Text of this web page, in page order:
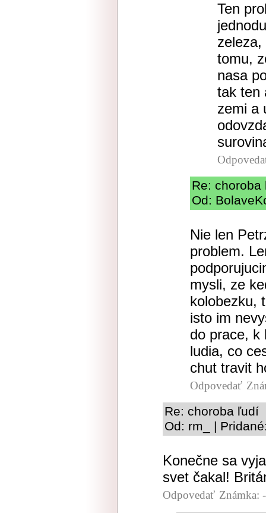
Ten
tomu,
nasa
tak ten
zemi a
Re: choroba
Od:
Nie len
problem.
mysli, ze
kolobezku,
isto im
do prace, k
ludia, co
chut travit
Odpovedať
Re: choroba ľudí
Od: rm_ |
Konečne sa
svet čakal!
Odpovedať Známka: